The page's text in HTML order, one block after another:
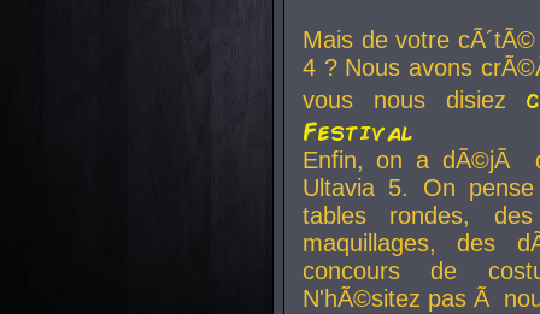
Mais de votre
4 ? Nous avons
vous nous disiez
Festival
Enfin, on a dÃ©jÃ
Ultavia 5. On
tables rondes,
maquillages, des
concours de
N'hÃ©sitez pas Ã